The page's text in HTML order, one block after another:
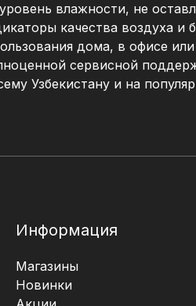
влажности, не
качества воздуха
дома, в офисе
сервисной
Узбекистану и на
Информация
Магазины
Новинки